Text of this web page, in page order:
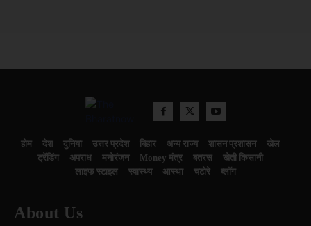
होम देश दुनिया उत्तर प्रदेश बिहार अन्य राज्य शासन प्रशासन
खेल
ट्रेंडिंग
अपराध मनोरंजन Money मंत्र बतरस
खेती किसानी
लाइफ स्टाइल
स्वास्थ्य आस्था चटोरे ब्लॉग
About Us